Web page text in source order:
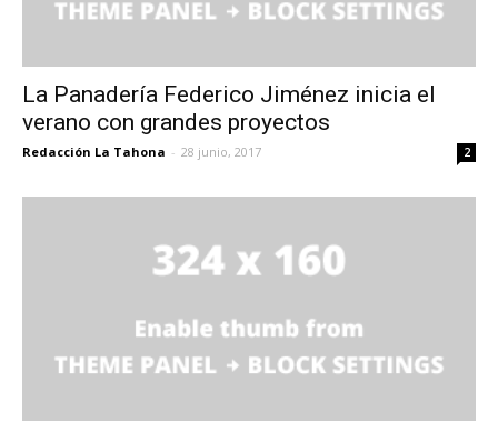
La Panadería Federico Jiménez inicia el
verano con grandes proyectos
Redacción La Tahona - 28 junio, 2017 2